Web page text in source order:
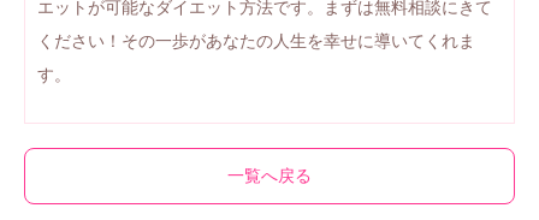
エットが可能なダイエット方法です。まずは無料相談にきて
ください！その一歩があなたの人生を幸せに導いてくれま
す。
一覧へ戻る